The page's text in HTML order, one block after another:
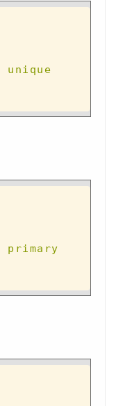
unique
primary